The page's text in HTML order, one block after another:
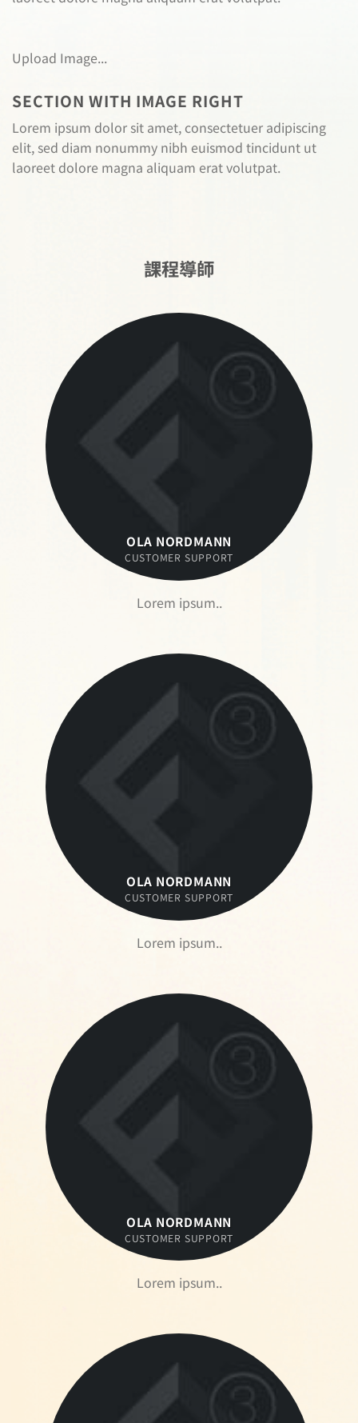
Upload Image...
SECTION WITH IMAGE RIGHT
Lorem ipsum dolor sit amet, consectetuer adipiscing
elit, sed diam nonummy nibh euismod tincidunt ut
laoreet dolore magna aliquam erat volutpat.
課程導師
OLA NORDMANN
CUSTOMER SUPPORT
Lorem ipsum..
OLA NORDMANN
CUSTOMER SUPPORT
Lorem ipsum..
OLA NORDMANN
CUSTOMER SUPPORT
Lorem ipsum..